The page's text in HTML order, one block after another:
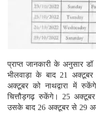
प्राप्त जानकारी के अनुसार
भीलवाड़ा के बाद 21
अक्टूबर को नाथद्वारा में
चित्तौड़गढ़ रुकेंगे। 25
उसके बाद 26 अक्टूबर से 29